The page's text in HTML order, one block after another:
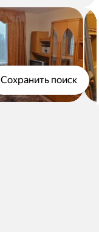
Сохранить поиск